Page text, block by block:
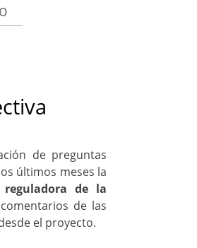
de preguntas
últimos meses la
reguladora de la
de las
el proyecto.